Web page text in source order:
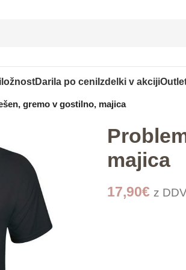
Darila po ceni Izdelki v akciji
gremo v gostilno, majica
majica
17,90€ z